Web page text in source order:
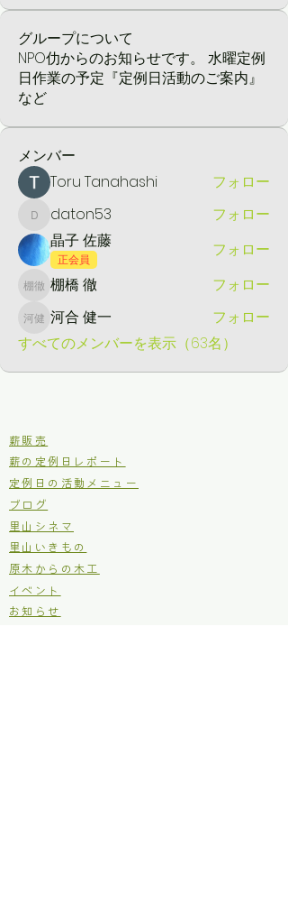
グループについて
NPO仂からのお知らせです。 水曜定例
日作業の予定『定例日活動のご案内』
など
メンバー
Toru Tanahashi フォロー
daton53
daton53
フォロー
晶子 佐藤
正会員 フォロー
棚橋 徹棚橋 徹 フォロー
河合 健一
河合 健一
フォロー
すべてのメンバーを表示（63名）
​薪販売
薪の定例日レポート
定例日の活動メニュー
ブログ
里山シネマ
里山いきもの
原木からの木工
イベント
お知らせ